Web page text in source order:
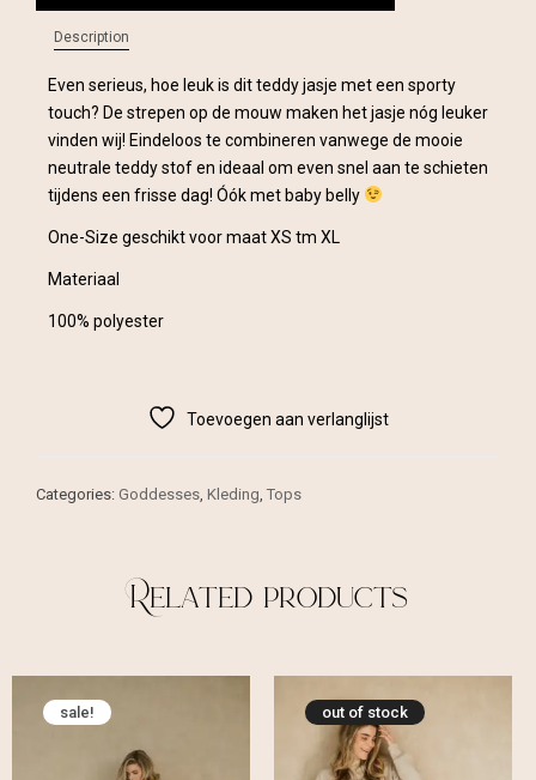
Description
Even serieus, hoe leuk is dit teddy jasje met een sporty
touch? De strepen op de mouw maken het jasje nóg leuker
vinden wij! Eindeloos te combineren vanwege de mooie
neutrale teddy stof en ideaal om even snel aan te schieten
tijdens een frisse dag! Óók met baby belly
One-Size geschikt voor maat XS tm XL
Materiaal
100% polyester
Toevoegen aan verlanglijst
Categories: Goddesses, Kleding, Tops
Related products
sale! out of stock